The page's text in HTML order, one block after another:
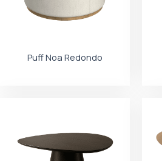
Puff Noa Redondo